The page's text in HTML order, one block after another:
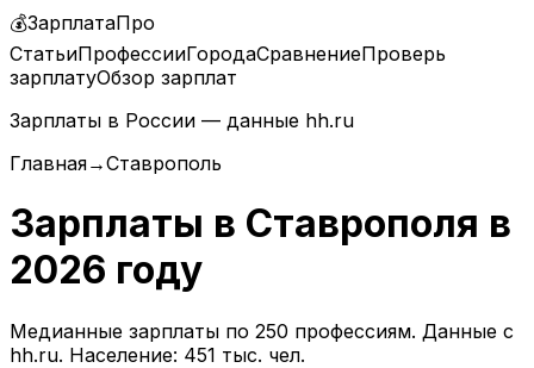
💰ЗарплатаПро
СтатьиПрофессииГородаСравнениеПроверь
зарплатуОбзор зарплат
Зарплаты в России — данные hh.ru
Главная→Ставрополь
Зарплаты в Ставрополя в
2026 году
Медианные зарплаты по 250 профессиям. Данные с
hh.ru. Население: 451 тыс. чел.